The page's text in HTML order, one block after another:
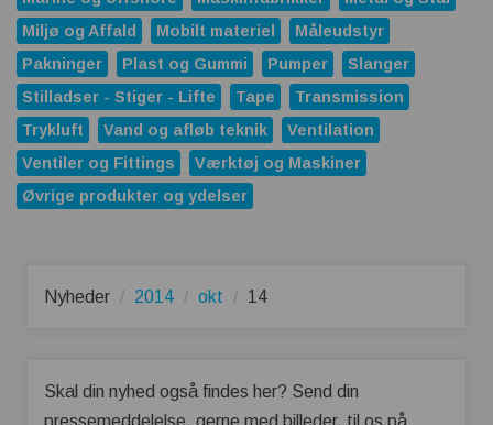
Miljø og Affald
Mobilt materiel
Måleudstyr
Pakninger
Plast og Gummi Pumper
Slanger
Stilladser - Stiger - Lifte
Tape
Transmission
Trykluft
Vand og afløb teknik
Ventilation
Ventiler og Fittings
Værktøj og Maskiner
Øvrige produkter og ydelser
Nyheder 2014 okt 14
Skal din nyhed også findes her? Send din
pressemeddelelse, gerne med billeder, til os på